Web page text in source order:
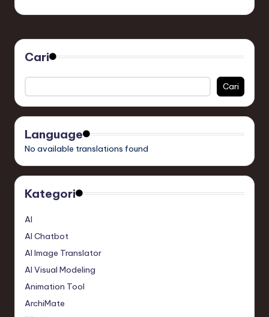
Cari
Cari
Language
No available translations found
Kategori
AI
AI Chatbot
AI Image Translator
AI Visual Modeling
Animation Tool
ArchiMate